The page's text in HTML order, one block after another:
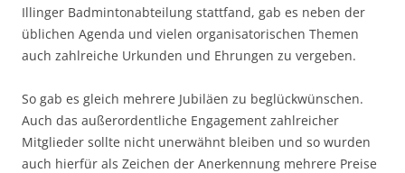
Illinger Badmintonabteilung stattfand, gab es neben der
üblichen Agenda und vielen organisatorischen Themen
auch zahlreiche Urkunden und Ehrungen zu vergeben.
So gab es gleich mehrere Jubiläen zu beglückwünschen.
Auch das außerordentliche Engagement zahlreicher
Mitglieder sollte nicht unerwähnt bleiben und so wurden
auch hierfür als Zeichen der Anerkennung mehrere Preise